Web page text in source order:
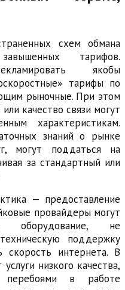
схем обмана
тарифов.
якобы
тарифы по
рыночные. При этом
качество связи могут
характеристикам.
знаний о рынке
могут поддаться на
за стандартный или
— предоставление
провайдеры могут
оборудование, не
поддержку
скорость интернета. В
низкого качества,
перебоями в работе